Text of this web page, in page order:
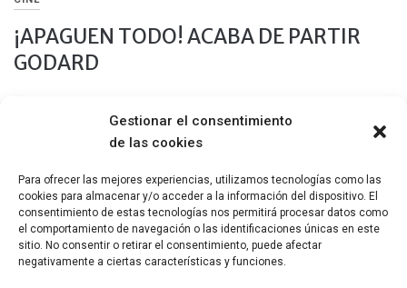
Gestionar el consentimiento
de las cookies
Para ofrecer las mejores experiencias, utilizamos tecnologías como las
cookies para almacenar y/o acceder a la información del dispositivo. El
consentimiento de estas tecnologías nos permitirá procesar datos como
el comportamiento de navegación o las identificaciones únicas en este
sitio. No consentir o retirar el consentimiento, puede afectar
negativamente a ciertas características y funciones.
¡APAGUEN TODO! ACABA DE PARTIR
GODARD
Jean-Luc Godard, uno de mis ídolos cinematográficos, acaba
impuesto en su residencia de Suiza.
Compartir